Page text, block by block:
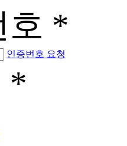
*
인증번호 요청
*